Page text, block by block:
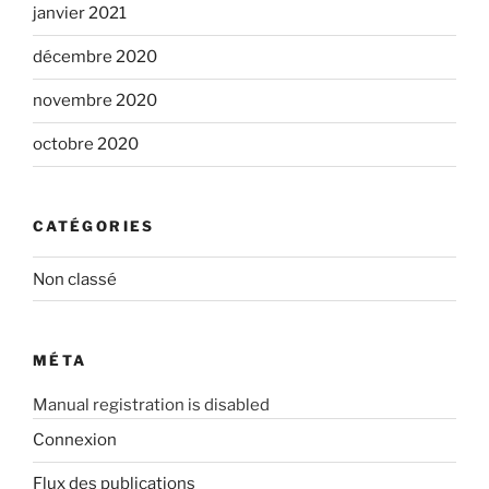
janvier 2021
décembre 2020
novembre 2020
octobre 2020
CATÉGORIES
Non classé
MÉTA
Manual registration is disabled
Connexion
Flux des publications